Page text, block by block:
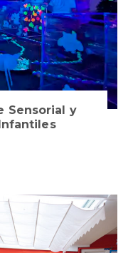
Sensorial y